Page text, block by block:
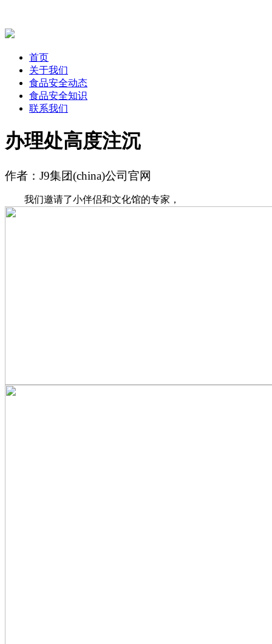
首页
关于我们
食品安全动态
食品安全知识
联系我们
办理处高度注沉
作者：J9集团(china)公司官网
我们邀请了小伴侣和文化馆的专家，